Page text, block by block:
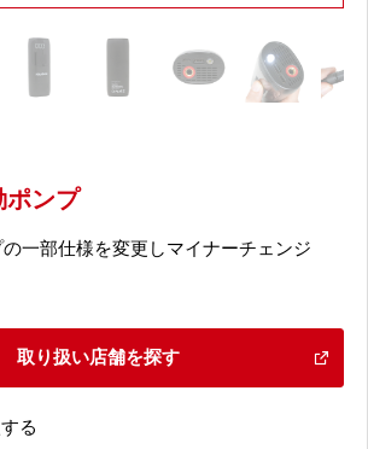
ポンプ
一部仕様を変更しマイナーチェンジ
取り扱い店舗を探す
る